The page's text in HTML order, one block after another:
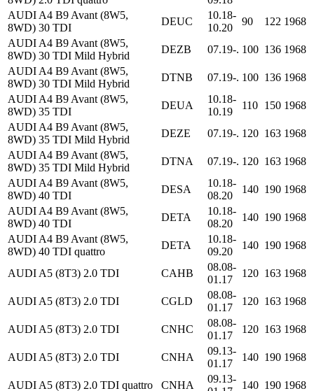
AUDI A4 B9 Avant (8W5,
8WD) 30 TDI
DEUC
10.18-
10.20
90 122 1968
AUDI A4 B9 Avant (8W5,
8WD) 30 TDI Mild Hybrid
DEZB 07.19-. 100 136 1968
AUDI A4 B9 Avant (8W5,
8WD) 30 TDI Mild Hybrid
DTNB 07.19-. 100 136 1968
AUDI A4 B9 Avant (8W5,
8WD) 35 TDI
DEUA
10.18-
10.19
110 150 1968
AUDI A4 B9 Avant (8W5,
8WD) 35 TDI Mild Hybrid
DEZE 07.19-. 120 163 1968
AUDI A4 B9 Avant (8W5,
8WD) 35 TDI Mild Hybrid
DTNA 07.19-. 120 163 1968
AUDI A4 B9 Avant (8W5,
8WD) 40 TDI
DESA
10.18-
08.20
140 190 1968
AUDI A4 B9 Avant (8W5,
8WD) 40 TDI
DETA
10.18-
08.20
140 190 1968
AUDI A4 B9 Avant (8W5,
8WD) 40 TDI quattro
DETA
10.18-
09.20
140 190 1968
AUDI A5 (8T3) 2.0 TDI CAHB
08.08-
01.17
120 163 1968
AUDI A5 (8T3) 2.0 TDI CGLD
08.08-
01.17
120 163 1968
AUDI A5 (8T3) 2.0 TDI CNHC
08.08-
01.17
120 163 1968
AUDI A5 (8T3) 2.0 TDI CNHA
09.13-
01.17
140 190 1968
AUDI A5 (8T3) 2.0 TDI quattro CNHA
09.13-
140 190 1968